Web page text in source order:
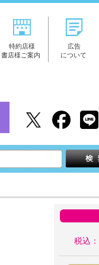
特約店様
書店様ご案内
広告
について
税込：